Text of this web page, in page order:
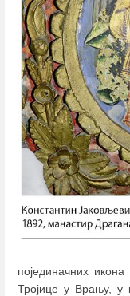
појединачних
Тројице у Врању, у